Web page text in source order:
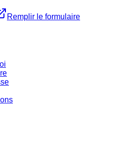
Remplir le formulaire